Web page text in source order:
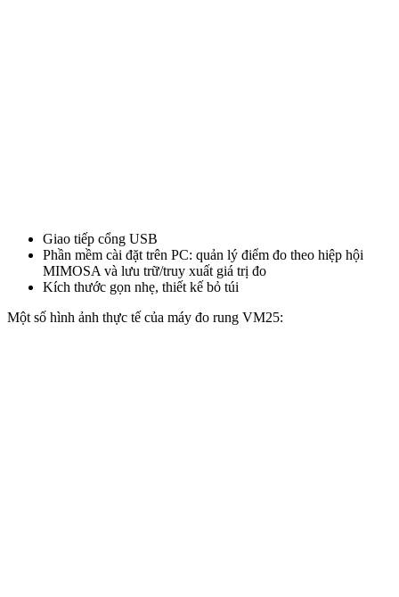
Giao tiếp cổng USB
Phần mềm cài đặt trên PC: quản lý điểm đo theo hiệp hội
MIMOSA và lưu trữ/truy xuất giá trị đo
Kích thước gọn nhẹ, thiết kế bỏ túi
Một số hình ảnh thực tế của máy đo rung VM25: